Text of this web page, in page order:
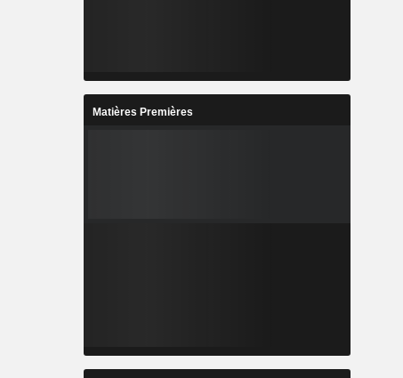
Matières Premières